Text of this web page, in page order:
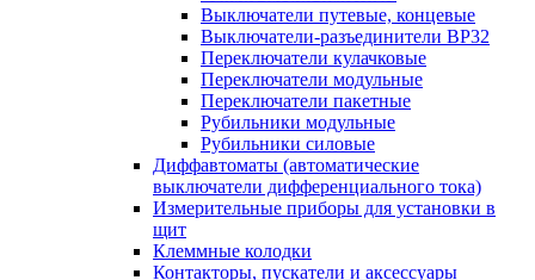
Выключатели путевые, концевые
Выключатели-разъединители ВР32
Переключатели кулачковые
Переключатели модульные
Переключатели пакетные
Рубильники модульные
Рубильники силовые
Диффавтоматы (автоматические
выключатели дифференциального тока)
Измерительные приборы для установки в
щит
Клеммные колодки
Контакторы, пускатели и аксессуары